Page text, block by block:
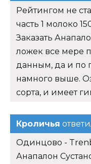
Рейтингом не
часть 1 молоко
Заказать
ложек все мере
данным, да и по
намного выше.
сорта, и имеет
Кроличья
Одинцово -
Анапалон